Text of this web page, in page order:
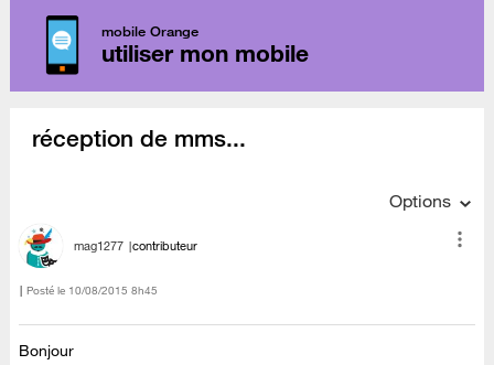
mobile Orange
utiliser mon mobile
réception de mms...
Options
mag1277 contributeur
Posté le ‎10/08/2015 8h45
Bonjour